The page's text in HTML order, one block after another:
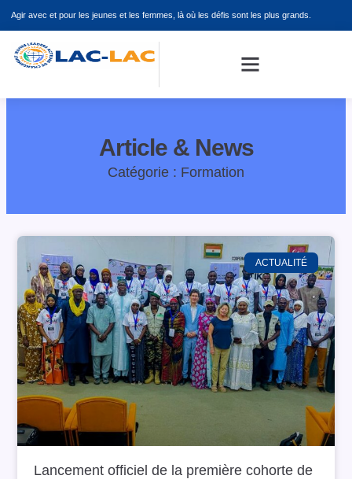
auAgir avec et pour les jeunes et les femmes, là où les défis sont les plus grands.
Article & News
Catégorie : Formation
ACTUALITÉ
Lancement officiel de la première cohorte de